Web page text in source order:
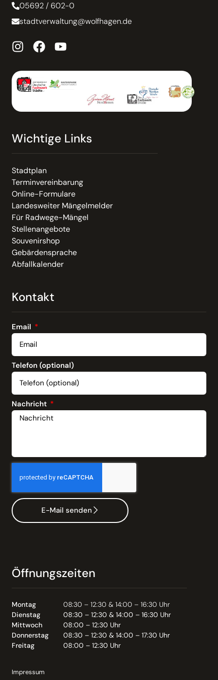
05692 / 602-0
stadtverwaltung@wolfhagen.de
Wichtige Links
Stadtplan
Terminvereinbarung
Online-Formulare
Landesweiter Mängelmelder
Für Radwege-Mängel
Stellenangebote
Souvenirshop
Gebärdensprache
Abfallkalender
Kontakt
Email
Telefon (optional)
Nachricht
E-Mail senden
Öffnungszeiten
Montag
08:30 – 12:30 & 14:00 – 16:30 Uhr
Dienstag
08:30 – 12:30 & 14:00 – 16:30 Uhr
Mittwoch
08:00 – 12:30 Uhr
Donnerstag
08:30 – 12:30 & 14:00 – 17:30 Uhr
Freitag
08:00 – 12:30 Uhr
Impressum